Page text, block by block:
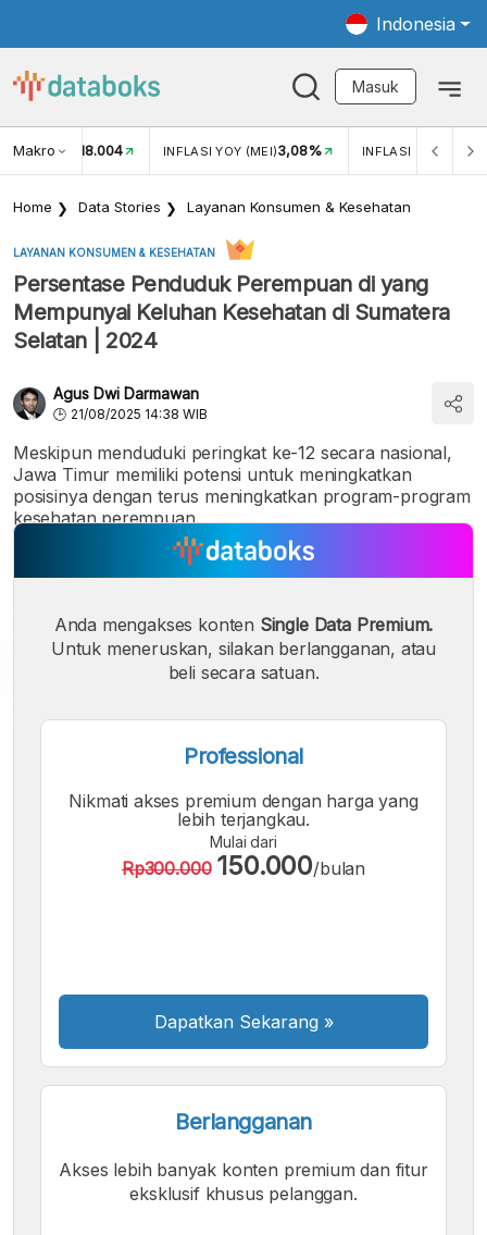
Indonesia
Masuk
Makro
USD/IDR 18.004 INFLASI YOY (MEI)3,08% INFLASI MOM (MEI)
Home Data Stories Layanan Konsumen & Kesehatan
LAYANAN KONSUMEN & KESEHATAN
Persentase Penduduk Perempuan di yang
Mempunyai Keluhan Kesehatan di Sumatera
Selatan | 2024
Agus Dwi Darmawan
21/08/2025 14:38 WIB
Meskipun menduduki peringkat ke-12 secara nasional,
Jawa Timur memiliki potensi untuk meningkatkan
posisinya dengan terus meningkatkan program-program
kesehatan perempuan.
A
Font
A
Font
Sedang
A
Font
Anda mengakses konten Single Data Premium.
Untuk meneruskan, silakan berlangganan, atau
beli secara satuan.
Professional
Nikmati akses premium dengan harga yang
lebih terjangkau.
Mulai dari
Rp300.000 150.000/bulan
Dapatkan Sekarang »
Berlangganan
Akses lebih banyak konten premium dan fitur
eksklusif khusus pelanggan.